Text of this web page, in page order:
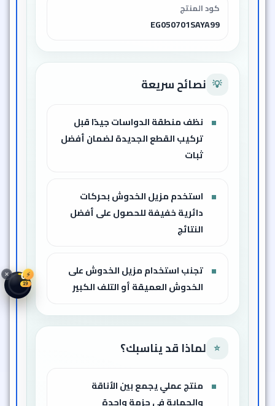
كود المنتج
EG050701SAYA99
💡 نصائح سريعة
نظف منطقة الدواسات جيدًا قبل
تركيب القطع الجديدة لضمان أفضل
ثبات
استخدم مزيل الخدوش بحركات
دائرية خفيفة للحصول على أفضل
النتائج
تجنب استخدام مزيل الخدوش على
الخدوش العميقة أو التلف الكبير
⭐ لماذا قد يناسبك؟
منتج عملي يجمع بين الأناقة
والحماية في حزمة واحدة
⚡
04
16